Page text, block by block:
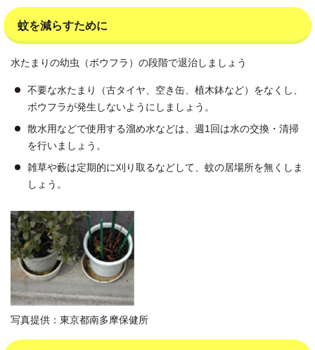
蚊を減らすために
水たまりの幼虫（ボウフラ）の段階で退治しましょう
不要な水たまり（古タイヤ、空き缶、植木鉢など）をなくし、
ボウフラが発生しないようにしましょう。
散水用などで使用する溜め水などは、週1回は水の交換・清掃
を行いましょう。
雑草や藪は定期的に刈り取るなどして、蚊の居場所を無くしま
しょう。
写真提供：東京都南多摩保健所